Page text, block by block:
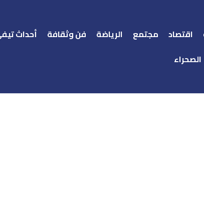
اقتصاد مجتمع الرياضة فن وثقافة أحداث
الصحراء